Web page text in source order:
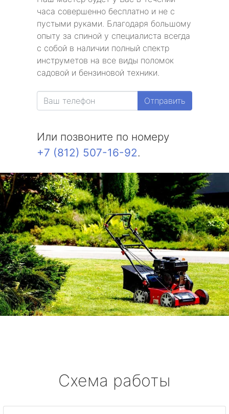
часа совершенно бесплатно и не с
пустыми руками. Благодаря большому
опыту за спиной у специалиста всегда
с собой в наличии полный спектр
инструметов на все виды поломок
садовой и бензиновой техники.
Отправить
Или позвоните по номеру
+7 (812) 507-16-92.
Схема работы